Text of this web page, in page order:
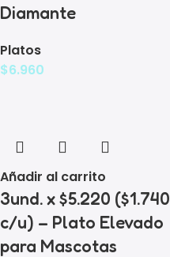
Diamante
Platos
$6.960
Añadir al carrito
3und. x $5.220 ($1.740
c/u) – Plato Elevado
para Mascotas